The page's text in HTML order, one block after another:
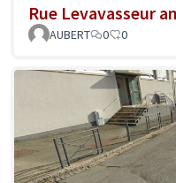
Rue Levavasseur
AUBERT 0 0